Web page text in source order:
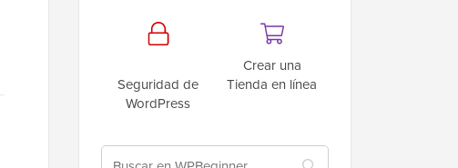
Seguridad de
WordPress
Crear una
Tienda en línea